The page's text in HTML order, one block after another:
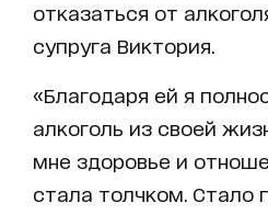
отказаться от
супруга Виктория.
«Благодаря ей я
алкоголь из своей
мне здоровье и
стала толчком. Стало